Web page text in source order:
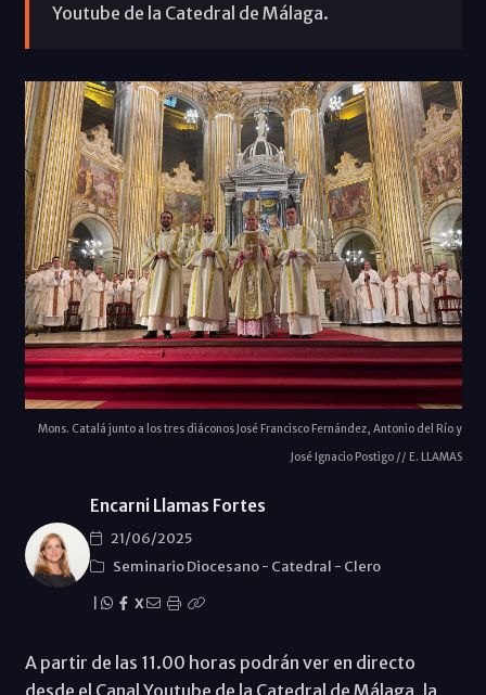
Youtube de la Catedral de Málaga.
Mons. Catalá junto a los tres diáconos José Francisco Fernández, Antonio del Río y
José Ignacio Postigo // E. LLAMAS
Encarni Llamas Fortes
21/06/2025
Seminario Diocesano- Catedral - Clero
X
A partir de las 11.00 horas podrán ver en directo